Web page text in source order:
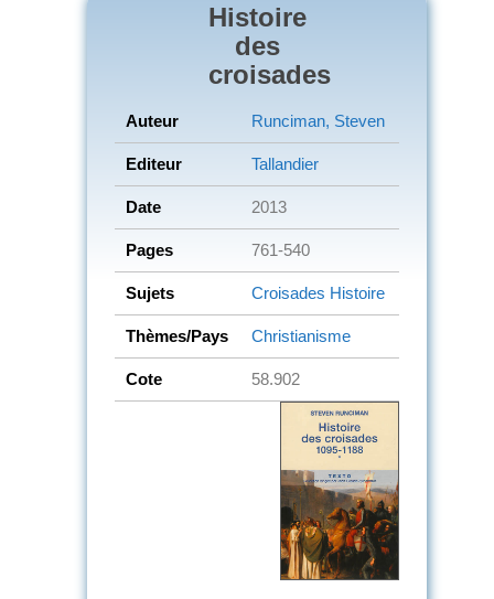
Histoire
des
croisades
Auteur Runciman, Steven
Editeur Tallandier
Date 2013
Pages 761-540
Sujets Croisades Histoire
Thèmes/Pays Christianisme
Cote 58.902